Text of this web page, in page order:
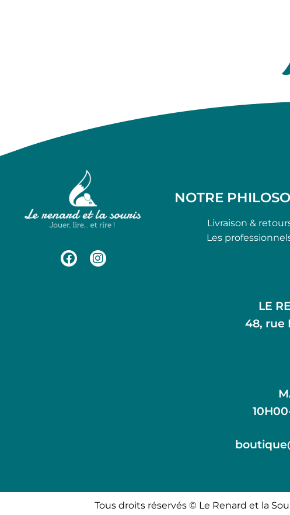
NOTRE
Livraison &
Les
LE
48, rue
Tous droits réservés © Le Renard et la